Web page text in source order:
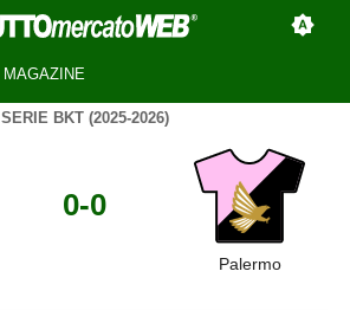
MAGAZINE
SERIE BKT (2025-2026)
0-0
Palermo